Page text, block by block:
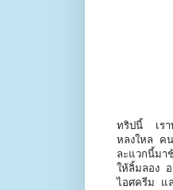
ทริปนี้ เรา
หลงใหล ค
ละแวกนี้มา
ให้ลิ้มลอง
ไอศครีม แ